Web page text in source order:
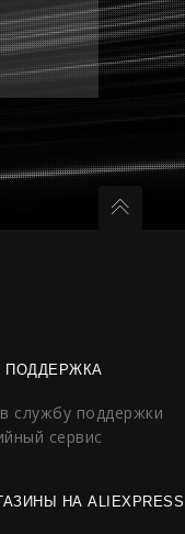
ПОДДЕРЖКА
службу поддержки
сервис
НА ALIEXPRESS